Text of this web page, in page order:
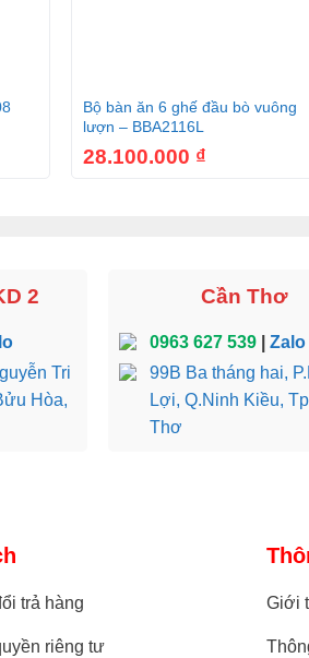
Bộ bàn ăn 6 ghế đầu bò vuông
lượn – BBA2116L
28.100.000 ₫
2
Tri
Hòa,
Cần Thơ
0963 627 539 |Zalo
99B Ba tháng hai,
Lợi, Q.Ninh Kiều,
Thơ
trả hàng
riêng tư
Giới